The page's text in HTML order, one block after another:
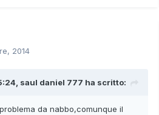
2014
saul daniel 777 ha scritto:
da nabbo,comunque il